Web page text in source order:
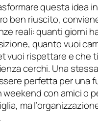
questa idea
ben riuscito,
reali: quanti giorni
quanto vuoi
vuoi rispettare e che
cerchi. Una
perfetta per una
weekend con amici o
ma